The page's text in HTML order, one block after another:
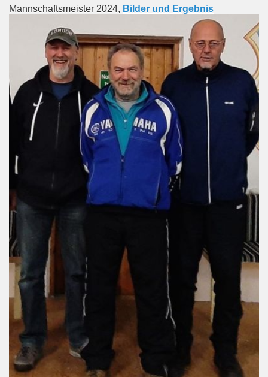
Mannschaftsmeister 2024, Bilder und Ergebnis